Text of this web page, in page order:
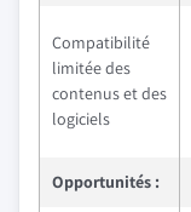
Compatibilité
limitée des
contenus et des
logiciels
Opportunités :